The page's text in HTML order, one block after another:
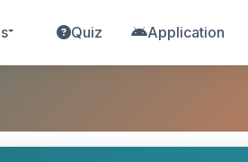
Quiz Application
?